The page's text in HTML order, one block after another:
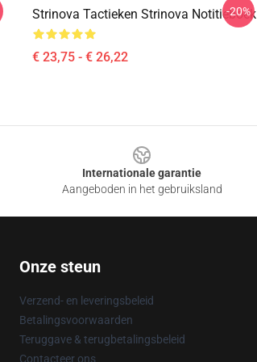
Strinova Tactieken Strinova Notitieboek
€ 23,75 - € 26,22
-20%
Internationale garantie
Aangeboden in het gebruiksland
Onze steun
Verzend- en leveringsbeleid
Betalingsvoorwaarden
Teruggave & terugbetalingsbeleid
Contacteer ons